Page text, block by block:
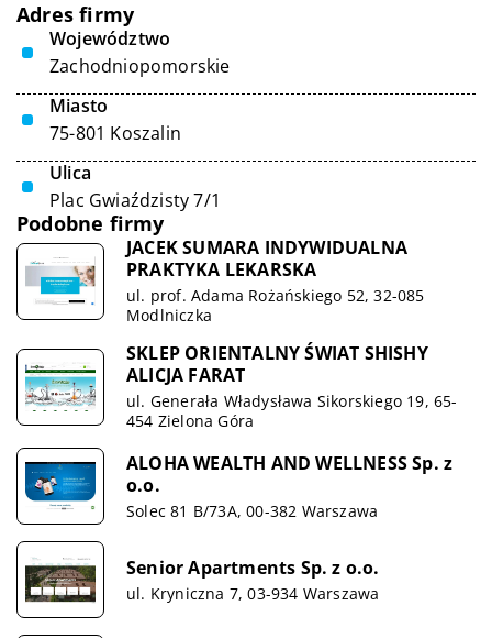
Adres firmy
Województwo
Zachodniopomorskie
Miasto
75-801 Koszalin
Ulica
Plac Gwiaździsty 7/1
Podobne firmy
JACEK SUMARA INDYWIDUALNA
PRAKTYKA LEKARSKA
ul. prof. Adama Rożańskiego 52, 32-085
Modlniczka
SKLEP ORIENTALNY ŚWIAT SHISHY
ALICJA FARAT
ul. Generała Władysława Sikorskiego 19, 65-
454 Zielona Góra
ALOHA WEALTH AND WELLNESS Sp. z
o.o.
Solec 81 B/73A, 00-382 Warszawa
Senior Apartments Sp. z o.o.
ul. Kryniczna 7, 03-934 Warszawa